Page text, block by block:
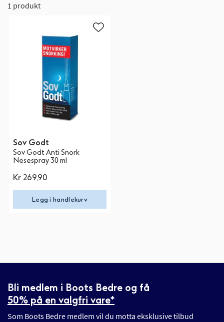
1 produkt
Sov Godt
Sov Godt Anti Snork
Nesespray 30 ml
Kr 269,90
Legg i handlekurv
Bli medlem i Boots Bedre og få
50% på en valgfri vare*
Som Boots Bedre medlem vil du motta eksklusive tilbud